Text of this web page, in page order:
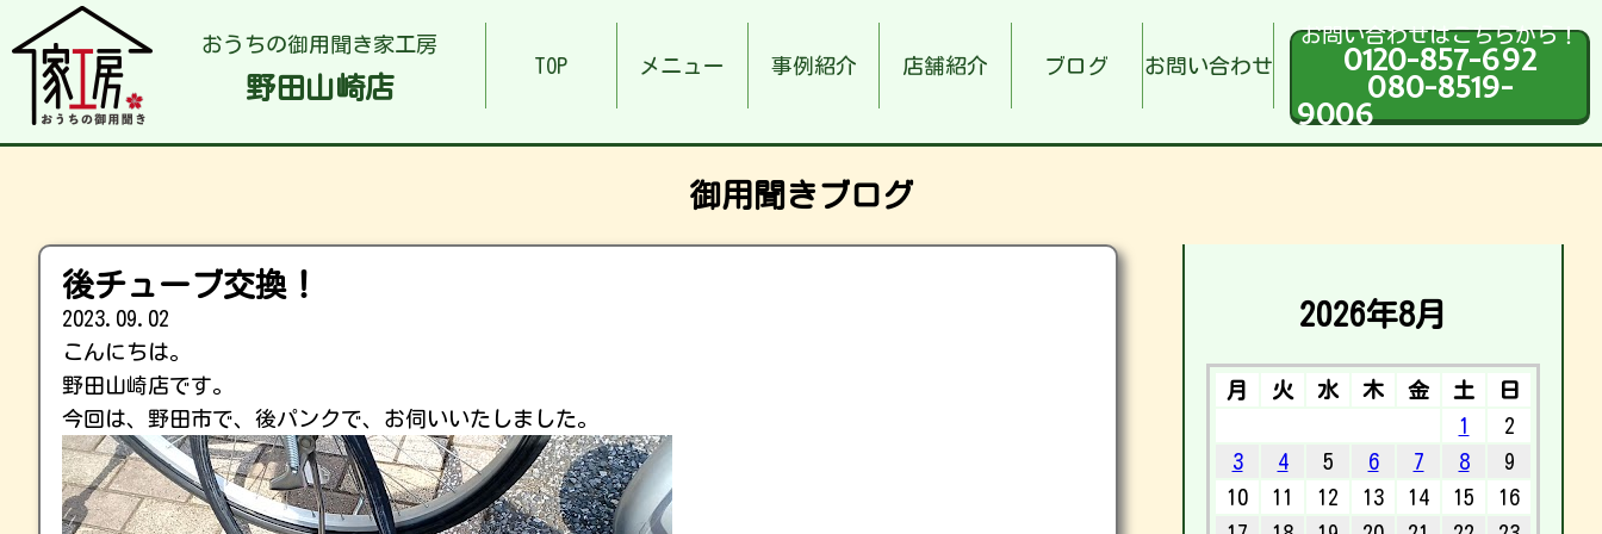
おうちの御用聞き家工房
野田山崎店
TOP メニュー 事例紹介 店舗紹介 ブログ お問い合わせ
お問い合わせはこちらから！
0120-857-692
080-8519-
9006
御用聞きブログ
後チューブ交換！
2023.09.02
こんにちは。
野田山崎店です。
今回は、野田市で、後パンクで、お伺いいたしました。
2026年8月
月 火 水 木 金 土
日
1
2
3
4 5 6 7 8
9
10
11 12 13 14 15
16